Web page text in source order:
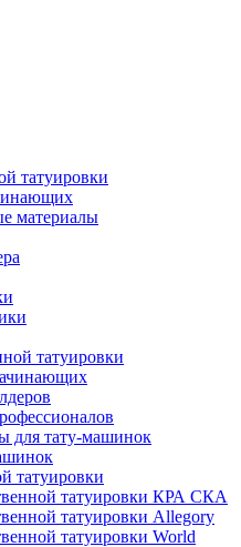
татуировки
материалы
татуировки
для тату-машинок
татуировки
татуировки КРА СКА
татуировки Allegory
татуировки World